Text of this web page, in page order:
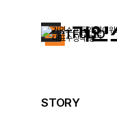
PORTFOLIO
STORY